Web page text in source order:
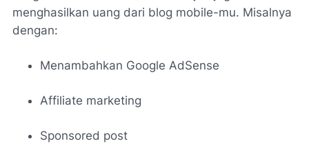
menghasilkan uang dari blog mobile-mu. Misalnya
dengan:
Menambahkan Google AdSense
Affiliate marketing
Sponsored post